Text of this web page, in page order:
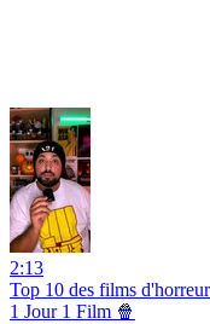
2:13
Top 10 des films
1 Jour 1 Film 🍿